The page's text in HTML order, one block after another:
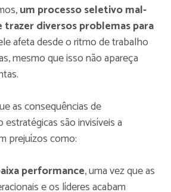
um processo seletivo mal-
diversos problemas para
afeta desde o ritmo de trabalho
mesmo que isso não apareça
as consequências de
são invisíveis a
prejuízos como:
performance, uma vez que as
e os líderes acabam